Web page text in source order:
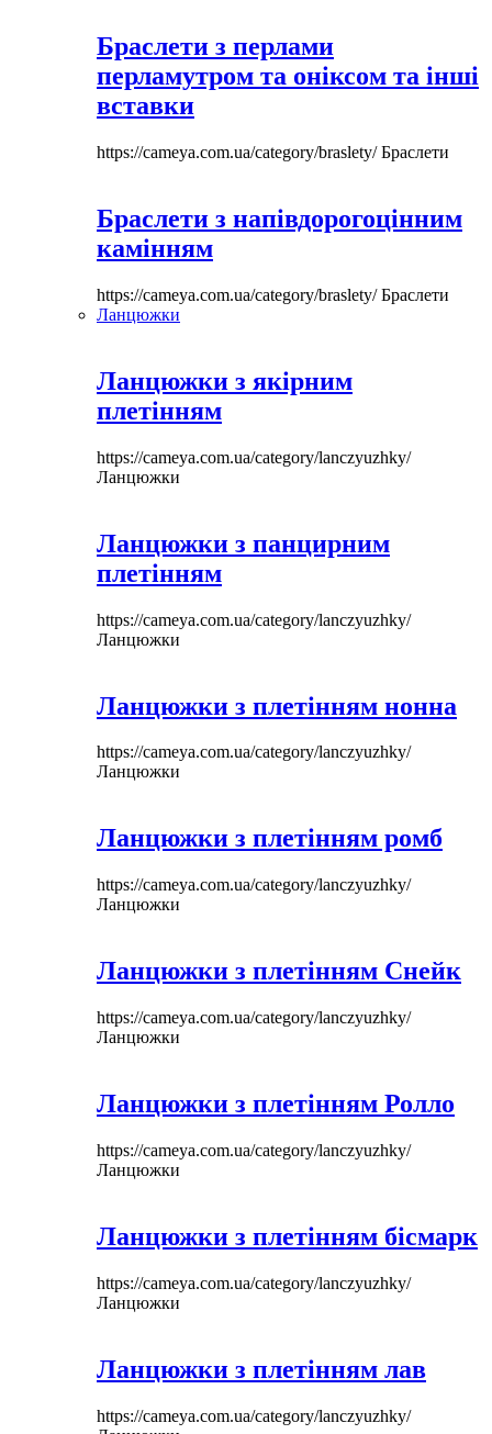
Браслети з перлами
перламутром та оніксом та інші
вставки
https://cameya.com.ua/category/braslety/Браслети
Браслети з напівдорогоцінним
камінням
https://cameya.com.ua/category/braslety/Браслети
Ланцюжки
Ланцюжки з якірним
плетінням
https://cameya.com.ua/category/lanczyuzhky/
Ланцюжки
Ланцюжки з панцирним
плетінням
https://cameya.com.ua/category/lanczyuzhky/
Ланцюжки
Ланцюжки з плетінням нонна
https://cameya.com.ua/category/lanczyuzhky/
Ланцюжки
Ланцюжки з плетінням ромб
https://cameya.com.ua/category/lanczyuzhky/
Ланцюжки
Ланцюжки з плетінням Снейк
https://cameya.com.ua/category/lanczyuzhky/
Ланцюжки
Ланцюжки з плетінням Ролло
https://cameya.com.ua/category/lanczyuzhky/
Ланцюжки
Ланцюжки з плетінням бісмарк
https://cameya.com.ua/category/lanczyuzhky/
Ланцюжки
Ланцюжки з плетінням лав
https://cameya.com.ua/category/lanczyuzhky/